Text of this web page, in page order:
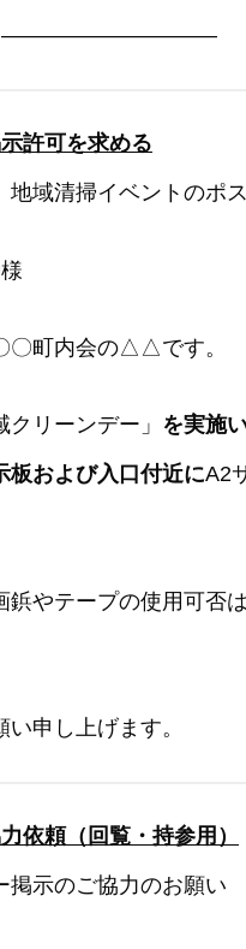
――――――――――
許可を求める
域清掃イベントのポ
〇町内会の△△です。
リーンデー」 を実施
板および入口付近にA2
やテープの使用可否
申し上げます。
依頼（回覧・持参用）
掲示のご協力のお願い